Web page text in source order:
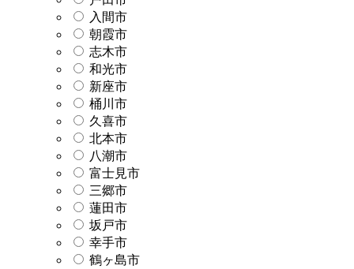
入間市
朝霞市
志木市
和光市
新座市
桶川市
久喜市
北本市
八潮市
富士見市
三郷市
蓮田市
坂戸市
幸手市
鶴ヶ島市